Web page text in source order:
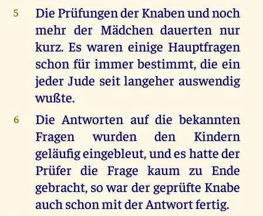
5
Die Prüfungen der Knaben und noch
mehr der Mädchen dauerten nur
kurz. Es waren einige Hauptfragen
schon für immer bestimmt, die ein
jeder Jude seit langeher auswendig
wußte.
6
Die Antworten auf die bekannten
Fragen wurden den Kindern
geläufig eingebleut, und es hatte der
Prüfer die Frage kaum zu Ende
gebracht, so war der geprüfte Knabe
auch schon mit der Antwort fertig.